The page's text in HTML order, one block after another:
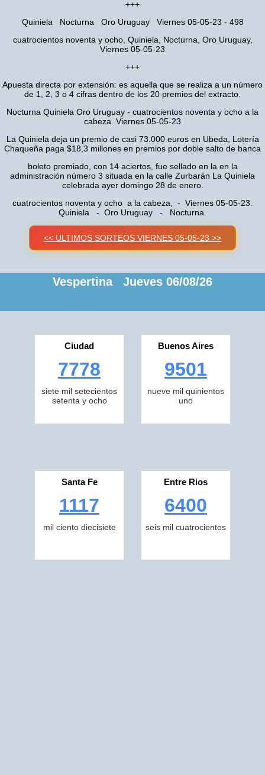
+++
Quiniela Nocturna Oro Uruguay Viernes 05-05-23 - 498
cuatrocientos noventa y ocho, Quiniela, Nocturna, Oro Uruguay,
Viernes 05-05-23
+++
Apuesta directa por extensión: es aquella que se realiza a un número
de 1, 2, 3 o 4 cifras dentro de los 20 premios del extracto.
Nocturna Quiniela Oro Uruguay - cuatrocientos noventa y ocho a la
cabeza. Viernes 05-05-23
La Quiniela deja un premio de casi 73.000 euros en Ubeda, Lotería
Chaqueña paga $18,3 millones en premios por doble salto de banca
boleto premiado, con 14 aciertos, fue sellado en la en la
administración número 3 situada en la calle Zurbarán La Quiniela
celebrada ayer domingo 28 de enero.
cuatrocientos noventa y ocho a la cabeza, - Viernes 05-05-23.
Quiniela - Oro Uruguay - Nocturna.
<< ULTIMOS SORTEOS VIERNES 05-05-23 >>
Vespertina Jueves 06/08/26
Ciudad
7778
siete mil setecientos
setenta y ocho
Buenos Aires
9501
nueve mil quinientos
uno
Santa Fe
1117
mil ciento diecisiete
Entre Rios
6400
seis mil cuatrocientos